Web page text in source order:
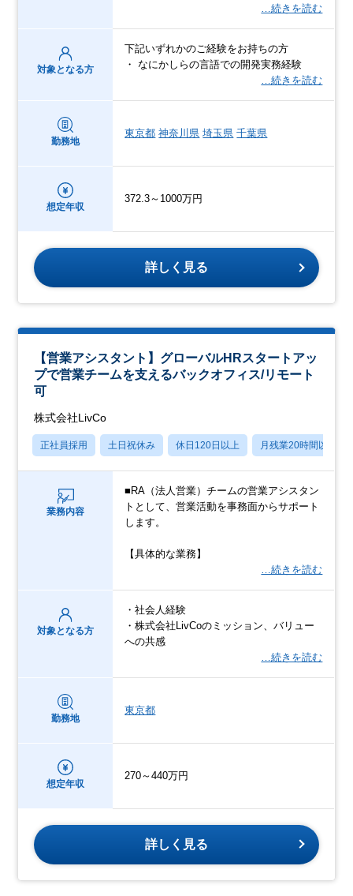
…続きを読む
対象となる方
下記いずれかのご経験をお持ちの方
・ なにかしらの言語での開発実務経験
…続きを読む
勤務地
東京都 神奈川県 埼玉県 千葉県
想定年収
372.3～1000万円
詳しく見る
【営業アシスタント】グローバルHRスタートアッ
プで営業チームを支えるバックオフィス/リモート
可
株式会社LivCo
正社員採用 土日祝休み 休日120日以上 月残業20時間以内
業務内容
■RA（法人営業）チームの営業アシスタン
トとして、営業活動を事務面からサポート
します。
【具体的な業務】
…続きを読む
対象となる方
・社会人経験
・株式会社LivCoのミッション、バリュー
への共感
…続きを読む
勤務地
東京都
想定年収
270～440万円
詳しく見る